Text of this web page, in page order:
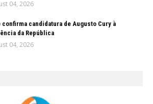
04, 2026
confirma candidatura de Augusto Cury à
da República
04, 2026